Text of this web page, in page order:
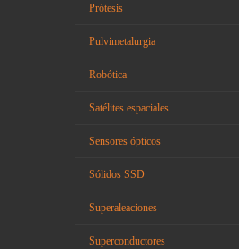
Prótesis
Pulvimetalurgia
Robótica
Satélites espaciales
Sensores ópticos
Sólidos SSD
Superaleaciones
Superconductores